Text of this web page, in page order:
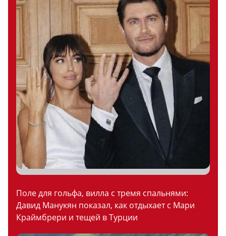
Поле для гольфа, вилла с тремя спальнями:
Давид Манукян показал, как отдыхает с Мари
Краймбрери и тещей в Турции